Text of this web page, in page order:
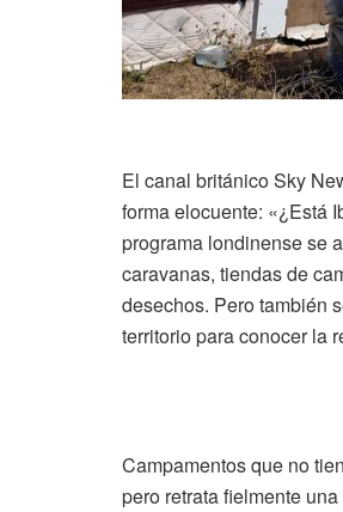
El canal británico Sky
forma elocuente: «¿Está
programa londinense se
caravanas, tiendas de
desechos. Pero también
territorio para conocer la
Campamentos que no
pero retrata fielmente